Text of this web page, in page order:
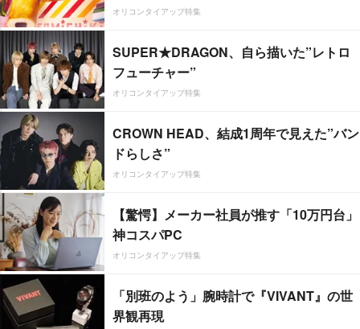
オリコンタイアップ特集
SUPER★DRAGON、自ら描いた”レトロ
フューチャー”
オリコンタイアップ特集
CROWN HEAD、結成1周年で見えた”バン
ドらしさ”
オリコンタイアップ特集
【驚愕】メーカー社員が推す「10万円台」
神コスパPC
オリコンタイアップ特集
「別班のよう」腕時計で『VIVANT』の世
界観再現